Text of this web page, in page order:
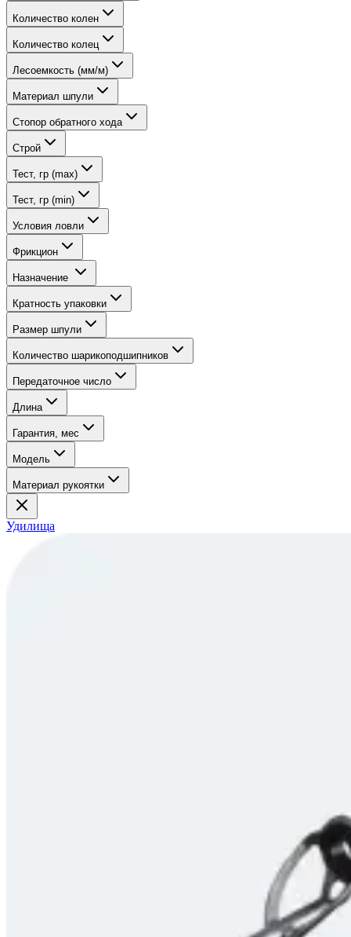
Количество колен
Количество колец
Лесоемкость (мм/м)
Материал шпули
Стопор обратного хода
Строй
Тест, гр (max)
Тест, гр (min)
Условия ловли
Фрикцион
Назначение
Кратность упаковки
Размер шпули
Количество шарикоподшипников
Передаточное число
Длина
Гарантия, мес
Модель
Материал рукоятки
Удилища